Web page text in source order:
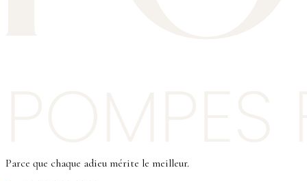
Parce que chaque adieu mérite le meilleur.